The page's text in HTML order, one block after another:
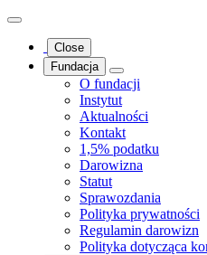
Close
Fundacja
O fundacji
Instytut
Aktualności
Kontakt
1,5% podatku
Darowizna
Statut
Sprawozdania
Polityka prywatności
Regulamin darowizn
Polityka dotycząca